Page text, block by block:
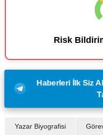
Risk
Haberleri İlk Siz
Yazar Biyografisi